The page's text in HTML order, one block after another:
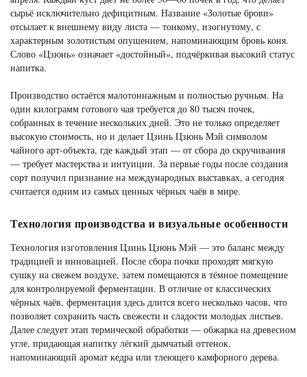
сырьё исключительно дефицитным. Название «Золотые брови»
отсылает к внешнему виду листа — тонкому, изогнутому, с
характерным золотистым опушением, напоминающим бровь коня.
Слово «Цзюнь» означает «достойный», подчёркивая высокий статус
напитка.
Производство остаётся малотоннажным и полностью ручным. На
один килограмм готового чая требуется до 80 тысяч почек,
собранных в течение нескольких дней. Это не только определяет
высокую стоимость, но и делает Цзинь Цзюнь Мэй символом
чайного арт-объекта, где каждый этап — от сбора до скручивания
— требует мастерства и интуиции. За первые годы после создания
сорт получил признание на международных выставках, а сегодня
считается одним из самых ценных чёрных чаёв в мире.
Технология производства и визуальные особенности
Технология изготовления Цзинь Цзюнь Мэй — это баланс между
традицией и инновацией. После сбора почки проходят мягкую
сушку на свежем воздухе, затем помещаются в тёмное помещение
для контролируемой ферментации. В отличие от классических
чёрных чаёв, ферментация здесь длится всего несколько часов, что
позволяет сохранить часть свежести и сладости молодых листьев.
Далее следует этап термической обработки — обжарка на древесном
угле, придающая напитку лёгкий дымчатый оттенок,
напоминающий аромат кедра или тлеющего камфорного дерева.